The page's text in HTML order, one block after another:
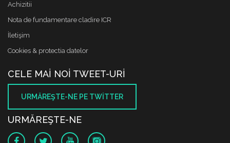
Achizitii
Nota de fundamentare cladire ICR
İletişim
Cookies & protectia datelor
CELE MAI NOI TWEET-URI
URMĂREŞTE-NE PE TWITTER
URMĂREŞTE-NE